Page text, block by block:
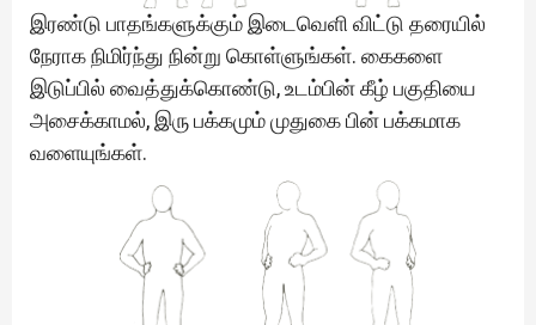
இரண்டு பாதங்களுக்கும் இடைவெளி விட்டு தரையில்
நேராக நிமிர்ந்து நின்று கொள்ளுங்கள். கைகளை
இடுப்பில் வைத்துக்கொண்டு, உடம்பின் கீழ் பகுதியை
அசைக்காமல், இரு பக்கமும் முதுகை பின் பக்கமாக
வளையுங்கள்.